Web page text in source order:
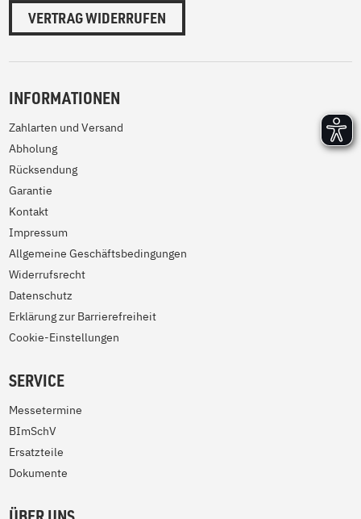
VERTRAG WIDERRUFEN
INFORMATIONEN
Zahlarten und Versand
Abholung
Rücksendung
Garantie
Kontakt
Impressum
Allgemeine Geschäftsbedingungen
Widerrufsrecht
Datenschutz
Erklärung zur Barrierefreiheit
Cookie-Einstellungen
SERVICE
Messetermine
BImSchV
Ersatzteile
Dokumente